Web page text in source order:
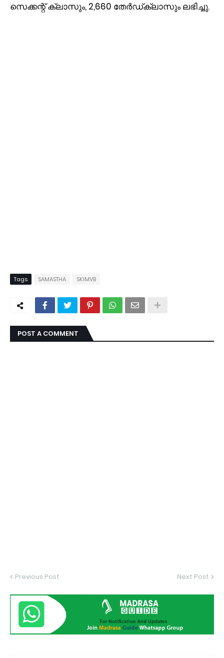
സെക്കന്റ് ക്ലാസും, 2,660 തേര്‍ഡ്ക്ലാസും ലഭിച്ചു.
Tags SAMASTHA SKIMVB
POST A COMMENT
Previous Post Next Post